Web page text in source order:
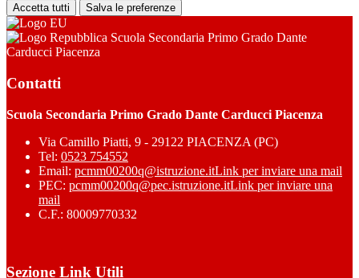
Accetta tutti Salva le preferenze
Scuola Secondaria Primo Grado Dante
Carducci Piacenza
Contatti
Scuola Secondaria Primo Grado Dante Carducci Piacenza
Via Camillo Piatti, 9 - 29122 PIACENZA (PC)
Tel: 0523 754552
Email: pcmm00200q@istruzione.itLink per inviare una mail
PEC: pcmm00200q@pec.istruzione.itLink per inviare una
mail
C.F.: 80009770332
Sezione Link Utili